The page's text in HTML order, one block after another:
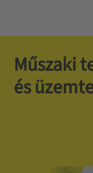
Műszaki
és